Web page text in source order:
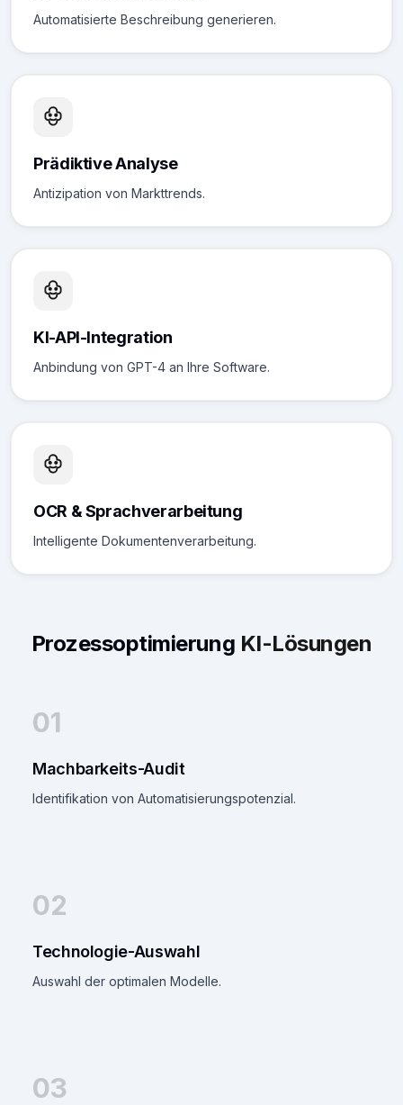
Automatisierte Beschreibung generieren.
Prädiktive Analyse
Antizipation von Markttrends.
KI-API-Integration
Anbindung von GPT-4 an Ihre Software.
OCR & Sprachverarbeitung
Intelligente Dokumentenverarbeitung.
Prozessoptimierung KI-Lösungen
01
Machbarkeits-Audit
Identifikation von Automatisierungspotenzial.
02
Technologie-Auswahl
Auswahl der optimalen Modelle.
03